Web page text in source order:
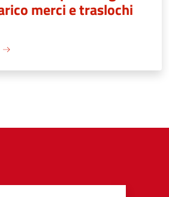
merci e traslochi